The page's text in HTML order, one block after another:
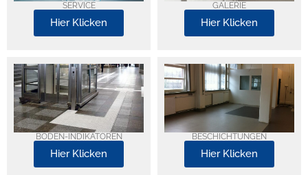
SERVICE
Hier Klicken
GALERIE
Hier Klicken
BODEN-INDIKATOREN
Hier Klicken
BESCHICHTUNGEN
Hier Klicken